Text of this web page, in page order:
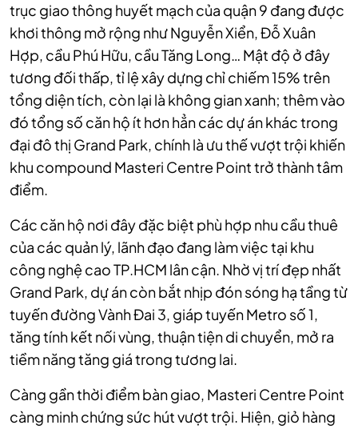
trục giao thông huyết mạch của quận 9 đang được
khơi thông mở rộng như Nguyễn Xiển, Đỗ Xuân
Hợp, cầu Phú Hữu, cầu Tăng Long… Mật độ ở đây
tương đối thấp, tỉ lệ xây dựng chỉ chiếm 15% trên
tổng diện tích, còn lại là không gian xanh; thêm vào
đó tổng số căn hộ ít hơn hẳn các dự án khác trong
đại đô thị Grand Park, chính là ưu thế vượt trội khiến
khu compound Masteri Centre Point trở thành tâm
điểm.
Các căn hộ nơi đây đặc biệt phù hợp nhu cầu thuê
của các quản lý, lãnh đạo đang làm việc tại khu
công nghệ cao TP.HCM lân cận. Nhờ vị trí đẹp nhất
Grand Park, dự án còn bắt nhịp đón sóng hạ tầng từ
tuyến đường Vành Đai 3, giáp tuyến Metro số 1,
tăng tính kết nối vùng, thuận tiện di chuyển, mở ra
tiềm năng tăng giá trong tương lai.
Càng gần thời điểm bàn giao, Masteri Centre Point
càng minh chứng sức hút vượt trội. Hiện, giỏ hàng